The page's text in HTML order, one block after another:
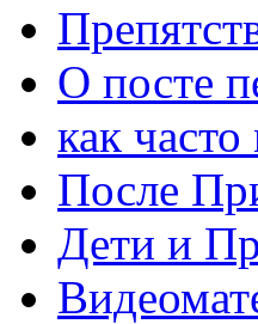
О посте
как
После
Дети и